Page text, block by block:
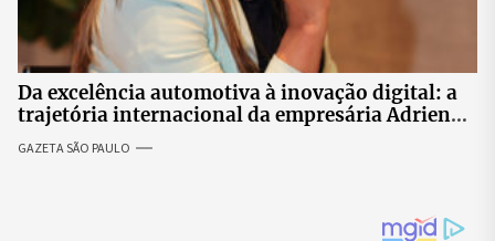
Da excelência automotiva à inovação digital: a
trajetória internacional da empresária Adriene
GAZETA SÃO PAULO